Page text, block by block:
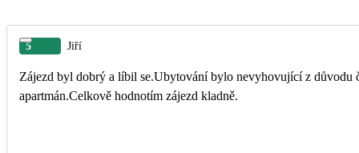
5 Jiří
Zájezd byl dobrý a líbil se.Ubytování bylo nevyhovující z důvodu
apartmán.Celkově hodnotím zájezd kladně.